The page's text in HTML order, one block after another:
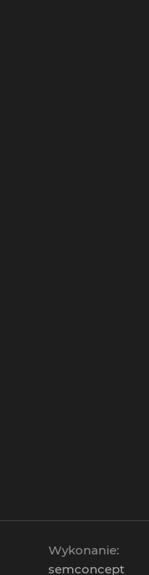
Wykonanie:
semconcept